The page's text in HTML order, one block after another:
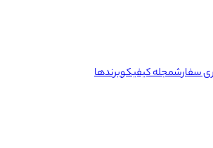
سفارشمجله کیفیکوبرندها